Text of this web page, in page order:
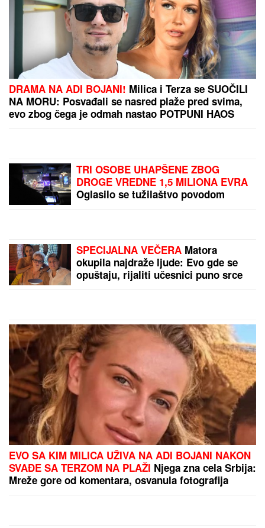
DRAMA NA ADI BOJANI! Milica i Terza se SUOČILI
NA MORU: Posvađali se nasred plaže pred svima,
evo zbog čega je odmah nastao POTPUNI HAOS
TRI OSOBE UHAPŠENE ZBOG
DROGE VREDNE 1,5 MILIONA EVRA
Oglasilo se tužilaštvo povodom
SPECIJALNA VEČERA Matora
okupila najdraže ljude: Evo gde se
opuštaju, rijaliti učesnici puno srce
EVO SA KIM MILICA UŽIVA NA ADI BOJANI NAKON
SVAĐE SA TERZOM NA PLAŽI Njega zna cela Srbija:
Mreže gore od komentara, osvanula fotografija